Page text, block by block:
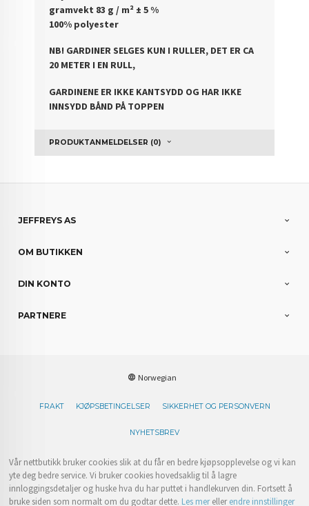
gramvekt 83 g / m² ± 5 %
100% polyester
NB! GARDINER SELGES KUN I RULLER, DET ER CA
20 METER I EN RULL,
GARDINENE ER IKKE KANTSYDD OG HAR IKKE
INNSYDD BÅND PÅ TOPPEN
PRODUKTANMELDELSER (0)
JEFFREYS AS
OM BUTIKKEN
DIN KONTO
PARTNERE
Norwegian
FRAKT KJØPSBETINGELSER SIKKERHET OG PERSONVERN
NYHETSBREV
Vår nettbutikk bruker cookies slik at du får en bedre kjøpsopplevelse og vi kan
yte deg bedre service. Vi bruker cookies hovedsaklig til å lagre
innloggingsdetaljer og huske hva du har puttet i handlekurven din. Fortsett å
bruke siden som normalt om du godtar dette. Les merellerendre innstillinger